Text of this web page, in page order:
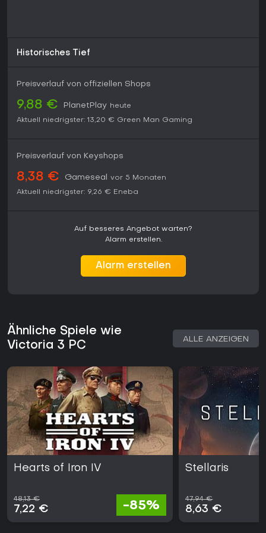
Historisches Tief
Preisverlauf von offiziellen Shops
9,88 € PlanetPlay heute
Aktuell niedrigster: 13,20 € Green Man Gaming
Preisverlauf von Keyshops
8,38 € Gameseal
vor 5 Monaten
Aktuell niedrigster: 9,26 € Eneba
Auf besseres Angebot warten?
Alarm erstellen.
Alarm erstellen
Ähnliche Spiele wie
Victoria 3 PC
ALLE ANZEIGEN
Hearts of Iron IV
48,13 €
7,22 € -85%
Stellaris
47,94 €
8,63 €